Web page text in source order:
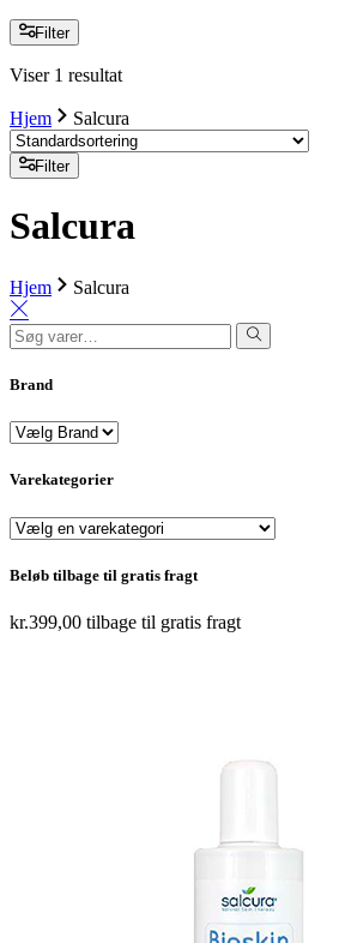
Filter
Viser 1 resultat
Hjem Salcura
Filter
Salcura
Hjem Salcura
Søg
efter:
Brand
Varekategorier
Beløb tilbage til gratis fragt
kr.399,00 tilbage til gratis fragt